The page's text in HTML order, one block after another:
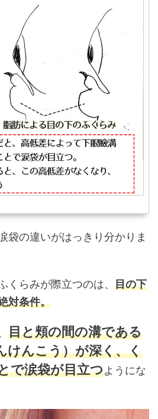
袋の違いがはっきり分かりま
くらみが際立つのは、 目の下
対条件。
目と頬の間の溝である
けんこう）が深く、く
で涙袋が目立つようにな